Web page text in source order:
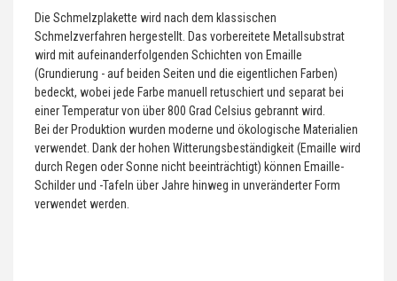
Die Schmelzplakette wird nach dem klassischen
Schmelzverfahren hergestellt. Das vorbereitete Metallsubstrat
wird mit aufeinanderfolgenden Schichten von Emaille
(Grundierung - auf beiden Seiten und die eigentlichen Farben)
bedeckt, wobei jede Farbe manuell retuschiert und separat bei
einer Temperatur von über 800 Grad Celsius gebrannt wird.
Bei der Produktion wurden moderne und ökologische Materialien
verwendet. Dank der hohen Witterungsbeständigkeit (Emaille wird
durch Regen oder Sonne nicht beeinträchtigt) können Emaille-
Schilder und -Tafeln über Jahre hinweg in unveränderter Form
verwendet werden.